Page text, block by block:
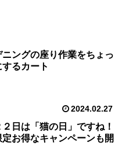
ニングの座り作業をちょっ
するカート
2024.02.27
２日は「猫の日」ですね！
定お得なキャンペーンも開